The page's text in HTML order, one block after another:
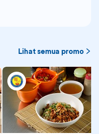
Lihat semua promo